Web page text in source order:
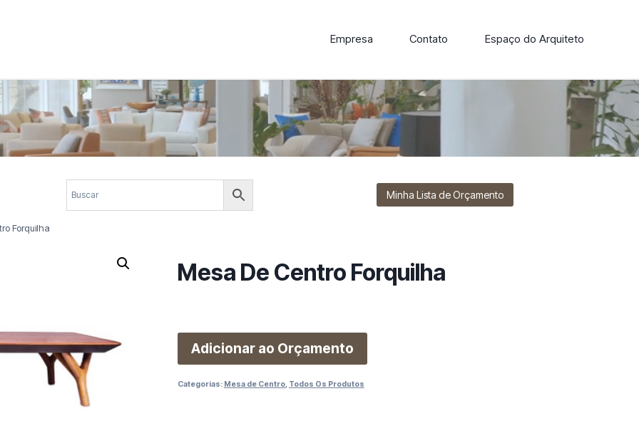
Empresa Contato Espaço do Arquiteto
com elegância, funcionalidade e personalidade. Explore nossa linha de cadeiras, poltronas, sofás e mesas de
design.
Minha Lista de Orçamento
Forquilha
Mesa De Centro Forquilha
Adicionar ao Orçamento
Categorias: Mesa de Centro, Todos Os Produtos